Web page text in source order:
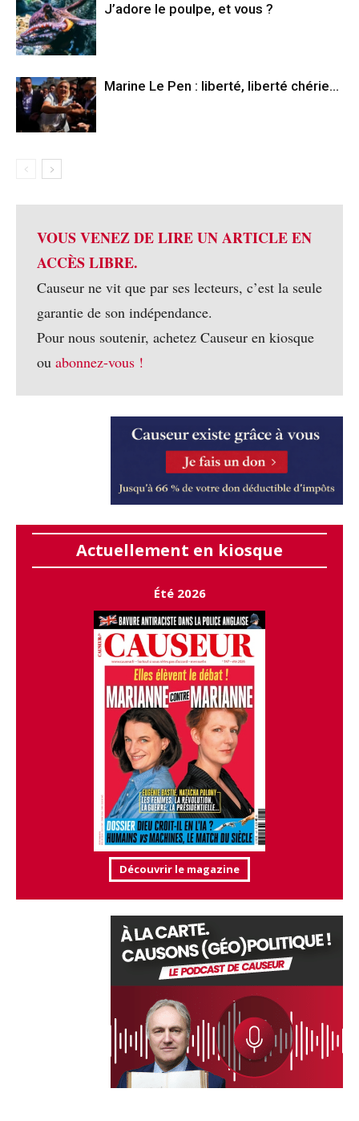
J’adore le poulpe, et vous ?
Marine Le Pen : liberté, liberté chérie…
VOUS VENEZ DE LIRE UN ARTICLE EN
ACCÈS LIBRE.
Causeur ne vit que par ses lecteurs, c’est la seule
garantie de son indépendance.
Pour nous soutenir, achetez Causeur en kiosque
ou abonnez-vous !
Actuellement en kiosque
Été 2026
Découvrir le magazine